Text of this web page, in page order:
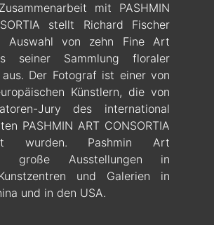
mit PASHMIN
stellt Richard Fischer
Auswahl von zehn Fine Art
seiner Sammlung floraler
Der Fotograf ist einer von
Künstlern, die von
Jury des international
PASHMIN ART CONSORTIA
wurden. Pashmin Art
große Ausstellungen in
und Galerien in
und in den USA.